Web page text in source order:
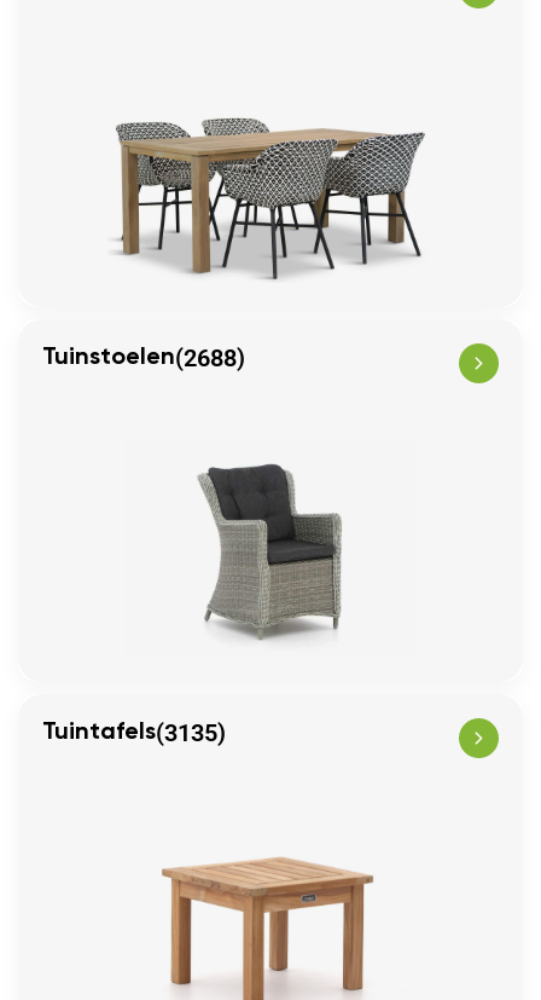
Tuinstoelen(2688)
Tuintafels(3135)